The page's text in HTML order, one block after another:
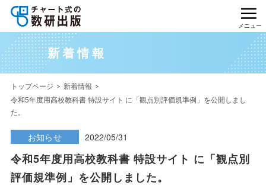
メニュー
新着情報
トップページ
新着情報
令和5年度用高校教科書 特設サイト に「観点別評価規準例」を公開しまし
た。
お知らせ 2022/05/31
令和5年度用高校教科書 特設サイト に「観点別
評価規準例」を公開しました。